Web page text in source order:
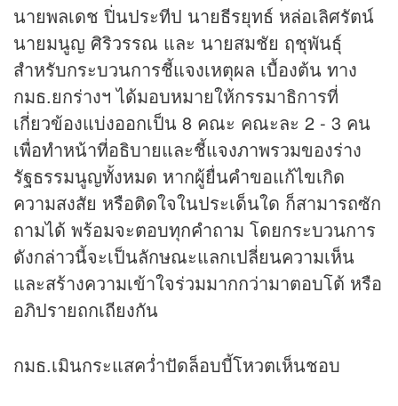
นายพลเดช ปิ่นประทีป นายธีรยุทธ์ หล่อเลิศรัตน์
นายมนูญ ศิริวรรณ และ นายสมชัย ฤชุพันธุ์
สำหรับกระบวนการชี้แจงเหตุผล เบื้องต้น ทาง
กมธ.ยกร่างฯ ได้มอบหมายให้กรรมาธิการที่
เกี่ยวข้องแบ่งออกเป็น 8 คณะ คณะละ 2 - 3 คน
เพื่อทำหน้าที่อธิบายและชี้แจงภาพรวมของร่าง
รัฐธรรมนูญทั้งหมด หากผู้ยื่นคำขอแก้ไขเกิด
ความสงสัย หรือติดใจในประเด็นใด ก็สามารถซัก
ถามได้ พร้อมจะตอบทุกคำถาม โดยกระบวนการ
ดังกล่าวนี้จะเป็นลักษณะแลกเปลี่ยนความเห็น
และสร้างความเข้าใจร่วมมากกว่ามาตอบโต้ หรือ
อภิปรายถกเถียงกัน
กมธ.เมินกระแสคว่ำปัดล็อบบี้โหวตเห็นชอบ